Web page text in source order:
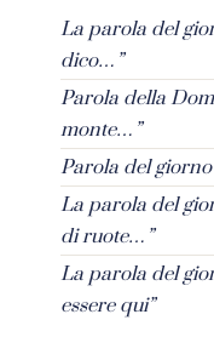
La parola del
dico…”
Parola della
monte…”
Parola del
La parola del
di ruote…”
La parola del
essere qui”